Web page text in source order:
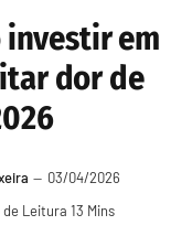
investir em
dor de
03/04/2026
de Leitura 13 Mins